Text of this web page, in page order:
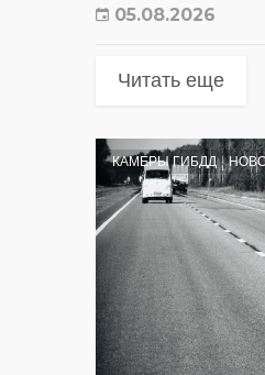
05.08.2026
Читать еще
КАМЕРЫ ГИБДД